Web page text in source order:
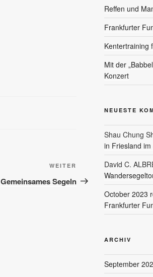
Nächster
Beitrag
WEITER
Gemeinsames Segeln
Reffen und
Frankfurter
Kentertraining
Mit der
Konzert
NEUESTE
Shau Chung
in Friesland
David C.
October 2023
Frankfurter
ARCHIV
September